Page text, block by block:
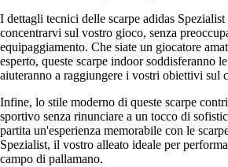
I dettagli tecnici delle scarpe adidas
concentrarvi sul vostro gioco, senza
equipaggiamento. Che siate un giocatore
esperto, queste scarpe indoor soddisferanno
aiuteranno a raggiungere i vostri obiettivi sul
Infine, lo stile moderno di queste scarpe
sportivo senza rinunciare a un tocco di
partita un'esperienza memorabile con le
Spezialist, il vostro alleato ideale per
campo di pallamano.